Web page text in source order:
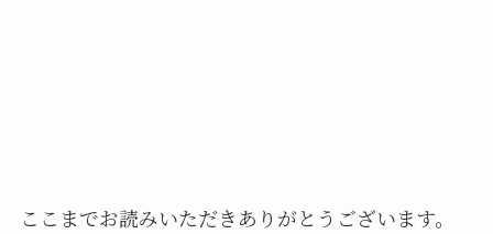
ここまでお読みいただきありがとうございます。